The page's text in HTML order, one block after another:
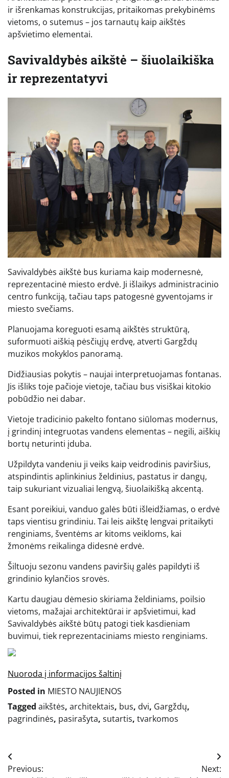
ir išrenkamas konstrukcijas, pritaikomas prekybinėms
vietoms, o sutemus – jos tarnautų kaip aikštės
apšvietimo elementai.
Savivaldybės aikštė – šiuolaikiška
ir reprezentatyvi
Savivaldybės aikštė bus kuriama kaip modernesnė,
reprezentacinė miesto erdvė. Ji išlaikys administracinio
centro funkciją, tačiau taps patogesnė gyventojams ir
miesto svečiams.
Planuojama koreguoti esamą aikštės struktūrą,
suformuoti aiškią pėsčiųjų erdvę, atverti Gargždų
muzikos mokyklos panoramą.
Didžiausias pokytis – naujai interpretuojamas fontanas.
Jis išliks toje pačioje vietoje, tačiau bus visiškai kitokio
pobūdžio nei dabar.
Vietoje tradicinio pakelto fontano siūlomas modernus,
į grindinį integruotas vandens elementas – negili, aiškių
bortų neturinti įduba.
Užpildyta vandeniu ji veiks kaip veidrodinis paviršius,
atspindintis aplinkinius želdinius, pastatus ir dangų,
taip sukuriant vizualiai lengvą, šiuolaikišką akcentą.
Esant poreikiui, vanduo galės būti išleidžiamas, o erdvė
taps vientisu grindiniu. Tai leis aikštę lengvai pritaikyti
renginiams, šventėms ar kitoms veikloms, kai
žmonėms reikalinga didesnė erdvė.
Šiltuoju sezonu vandens paviršių galės papildyti iš
grindinio kylančios srovės.
Kartu daugiau dėmesio skiriama želdiniams, poilsio
vietoms, mažajai architektūrai ir apšvietimui, kad
Savivaldybės aikštė būtų patogi tiek kasdieniam
buvimui, tiek reprezentaciniams miesto renginiams.
Nuoroda į informacijos šaltinį
Posted in MIESTO NAUJIENOS
Tagged aikštės, architektais, bus, dvi, Gargždų,
pagrindinės, pasirašyta, sutartis, tvarkomos
Navigacija
Previous:
Next: